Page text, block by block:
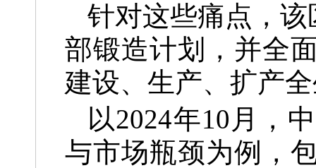
针对这些痛点，
部锻造计划，并全
建设、生产、扩产
以2024年10月，
与市场瓶颈为例，